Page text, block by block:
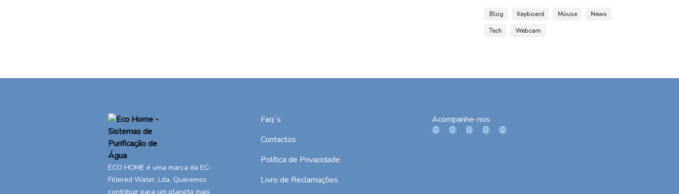
Blog Keyboard Mouse News
Tech Webcam
ECO HOME é uma marca da EC-
Filtered Water, Lda. Queremos
contribuir para um planeta mais
Faq´s
Contactos
Política de Privacidade
Livro de Reclamações
Acompanhe-nos